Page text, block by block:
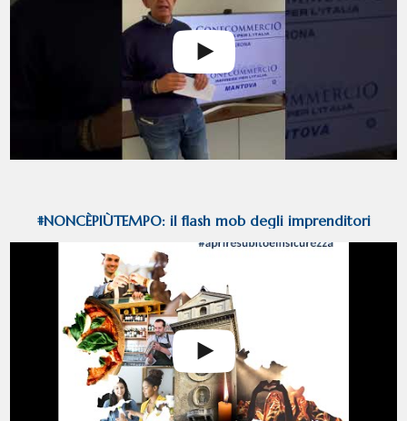
#NONCÈPIÙTEMPO: il flash mob degli imprenditori
mantovani del terziario